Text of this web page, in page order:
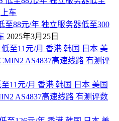
至88元/年 独立服务器低至300
2025年3月25日
至11元/月 香港 韩国 日本 美国
AS4837高速线路 有测评数